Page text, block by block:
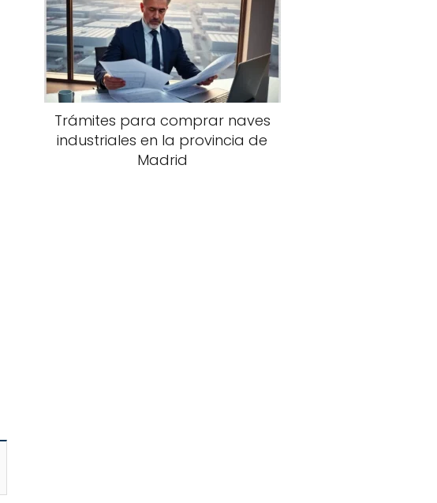
Trámites para comprar naves
industriales en la provincia de
Madrid